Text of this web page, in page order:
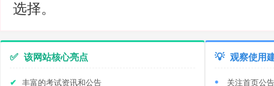
选择。
✅ 该网站核心亮点
丰富的考试资讯和公告
💡 观察使用
关注首页公